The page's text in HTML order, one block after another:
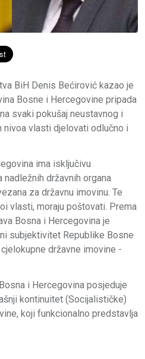
BiH Denis Bećirović kazao je
Bosne i Hercegovine pripada
svaki pokušaj neustavnog i
nivoa vlasti djelovati odlučno i
ima isključivu
državnih organa
za državnu imovinu. Te
vlasti, moraju poštovati. Prema
Bosna i Hercegovina je
subjektivitet Republike Bosne
državne imovine -
i Hercegovina posjeduje
kontinuitet (Socijalističke)
koji funkcionalno predstavlja